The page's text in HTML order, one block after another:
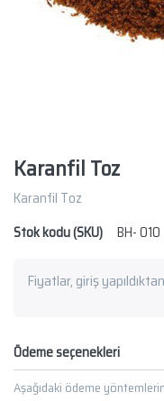
Karanfil Toz
Karanfil Toz
Stok kodu (SKU)
BH- 010
Fiyatlar, giriş
Ödeme seçenekleri
Aşağıdaki ödeme